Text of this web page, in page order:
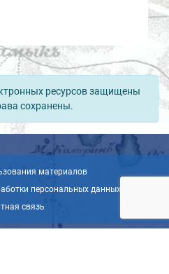
ресурсов защищены
сохранены.
материалов
персональных данных
связь